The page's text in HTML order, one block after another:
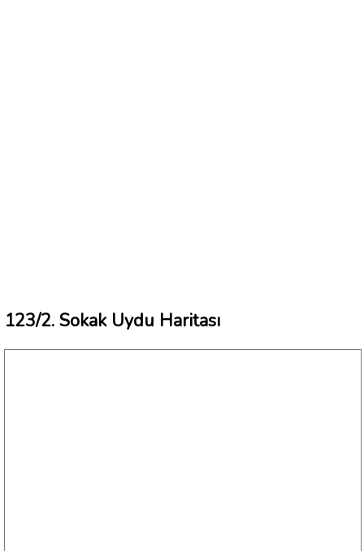
123/2. Sokak Uydu Haritası